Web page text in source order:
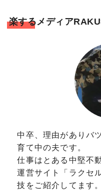
楽するメディア
中卒、理由がありバ
育て中の夫です。
仕事はとある中堅不
運営サイト「ラクセ
技をご紹介してます。